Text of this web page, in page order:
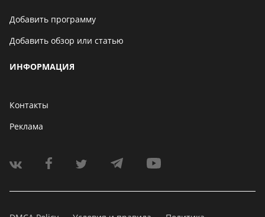
Добавить программу
Добавить обзор или статью
ИНФОРМАЦИЯ
Контакты
Реклама